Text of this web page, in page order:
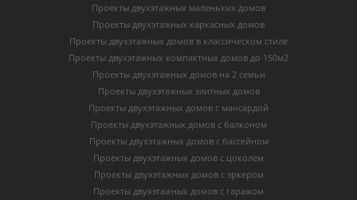
Проекты двухэтажных маленьких домов
Проекты двухэтажных каркасных домов
Проекты двухэтажных домов в классическом стиле
Проекты двухэтажных компактных домов до 150м2
Проекты двухэтажных домов на 2 семьи
Проекты двухэтажных элитных домов
Проекты двухэтажных домов с мансардой
Проекты двухэтажных домов с балконом
Проекты двухэтажных домов с бассейном
Проекты двухэтажных домов с цоколем
Проекты двухэтажных домов с эркером
Проекты двухэтажных домов с гаражом